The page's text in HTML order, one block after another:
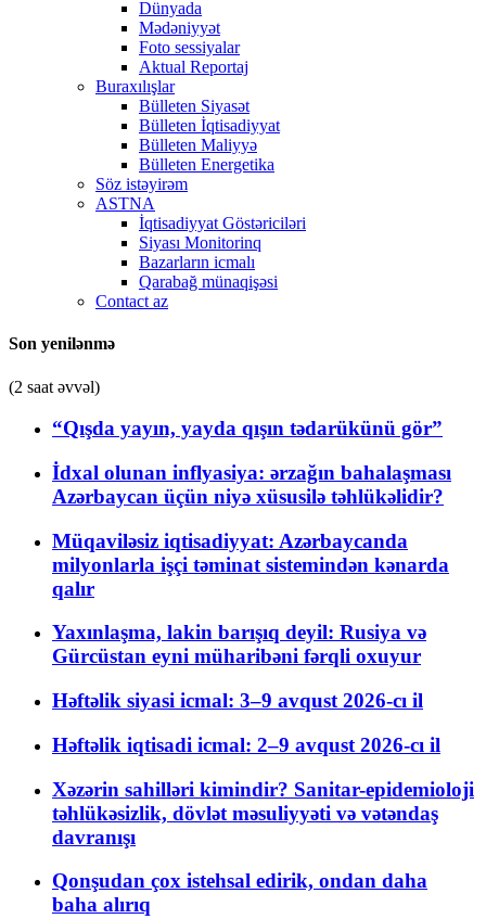
Dünyada
Mədəniyyət
Foto sessiyalar
Aktual Reportaj
Buraxılışlar
Bülleten Siyasət
Bülleten İqtisadiyyat
Bülleten Maliyyə
Bülleten Energetika
Söz istəyirəm
ASTNA
İqtisadiyyat Göstəriciləri
Siyası Monitorinq
Bazarların icmalı
Qarabağ münaqişəsi
Contact az
Son yenilənmə
(2 saat əvvəl)
“Qışda yayın, yayda qışın tədarükünü gör”
İdxal olunan inflyasiya: ərzağın bahalaşması
Azərbaycan üçün niyə xüsusilə təhlükəlidir?
Müqaviləsiz iqtisadiyyat: Azərbaycanda
milyonlarla işçi təminat sistemindən kənarda
qalır
Yaxınlaşma, lakin barışıq deyil: Rusiya və
Gürcüstan eyni müharibəni fərqli oxuyur
Həftəlik siyasi icmal: 3–9 avqust 2026-cı il
Həftəlik iqtisadi icmal: 2–9 avqust 2026-cı il
Xəzərin sahilləri kimindir? Sanitar-epidemioloji
təhlükəsizlik, dövlət məsuliyyəti və vətəndaş
davranışı
Qonşudan çox istehsal edirik, ondan daha
baha alırıq